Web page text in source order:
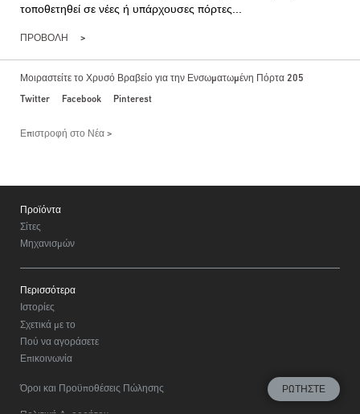
τοποθετηθεί σε νέες ή υπάρχουσες πόρτες...
ΠΡΟΒΟΛΉ
Μοιραστείτε το Χρυσό Βραβείο για την Ενσωματωμένη Πόρτα 205
Twitter
Facebook Pinterest
Επιστροφή στο Νέα
Προϊόντα
Σίτες
Μηχανισμών
Περισσότερα
Ιστορίες
Σχετικά με το
Πού να αγοράσετε
Επικοινωνία
Όροι και Προϋποθέσεις Πώλησης ΡΩΤΉΣΤΕ